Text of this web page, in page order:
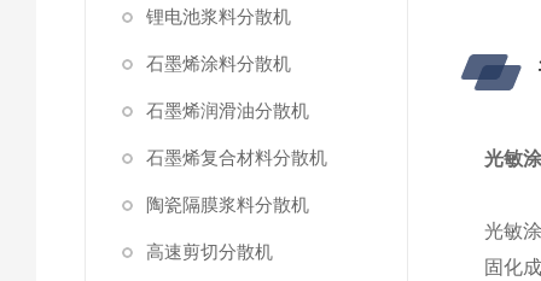
锂电池浆料分散机
石墨烯涂料分散机
石墨烯润滑油分散机
石墨烯复合材料分散机
陶瓷隔膜浆料分散机
高速剪切分散机
光敏
光敏
固化